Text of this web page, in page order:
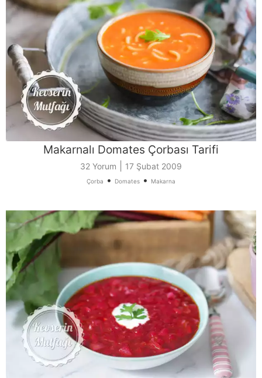
Makarnalı Domates Çorbası Tarifi
32 Yorum 17 Şubat 2009
Çorba • Domates • Makarna